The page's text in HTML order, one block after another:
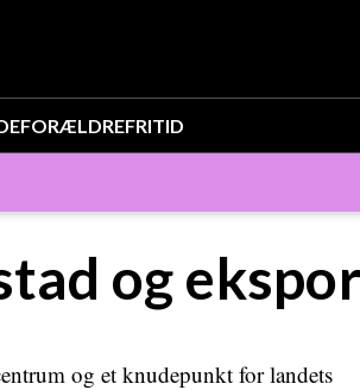
FORÆLDREFRITID
og
og et knudepunkt for landets